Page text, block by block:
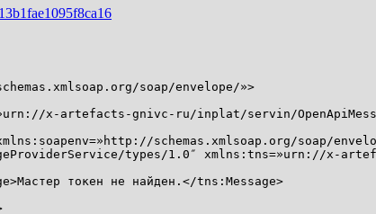
soap/envelope/»>
x-artefacts-gnivc-ru/inplat/servin/
schemas.xmlsoap.org/soap/
types/1.0″ xmlns:tns=»urn://x-
не найден.</tns:Message>